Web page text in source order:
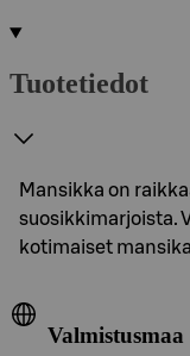
Tuotetiedot
Mansikka on
suosikkimarjoista.
kotimaiset
Valmistusmaa